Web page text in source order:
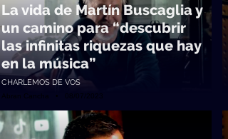
La vida de Martín Buscaglia y
un camino para “descubrir
las infinitas riquezas que hay
en la música”
CHARLEMOS DE VOS
Abran Cancha • 08/07/2023